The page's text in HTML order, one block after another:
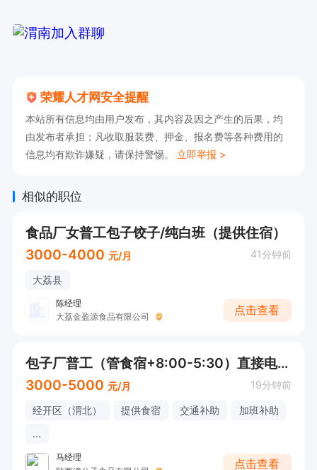
荣耀人才网安全提醒
本站所有信息均由用户发布，其内容及因之产生的后果，均
由发布者承担；凡收取服装费、押金、报名费等各种费用的
信息均有欺诈嫌疑，请保持警惕。 立即举报 >
相似的职位
食品厂女普工包子饺子/纯白班（提供住宿）
3000-4000 元/月 41分钟前
大荔县
陈经理
大荔金盈源食品有限公司
点击查看
包子厂普工（管食宿+8:00-5:30）直接电话联系
3000-5000 元/月 19分钟前
经开区（渭北） 提供食宿 交通补助
加班补助
...
马经理
点击查看